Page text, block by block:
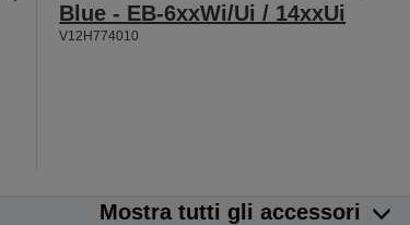
Blue - EB-6xxWi/Ui / 14xxUi
V12H774010
Mostra tutti gli accessori